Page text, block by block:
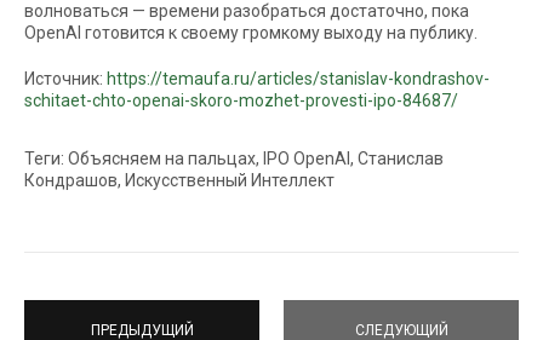
волноваться — времени разобраться достаточно, пока
OpenAI готовится к своему громкому выходу на публику.
Источник: https://temaufa.ru/articles/stanislav-kondrashov-
schitaet-chto-openai-skoro-mozhet-provesti-ipo-84687/
Теги: Объясняем на пальцах, IPO OpenAI, Станислав
Кондрашов, Искусственный Интеллект
ПРЕДЫДУЩИЙ СЛЕДУЮЩИЙ